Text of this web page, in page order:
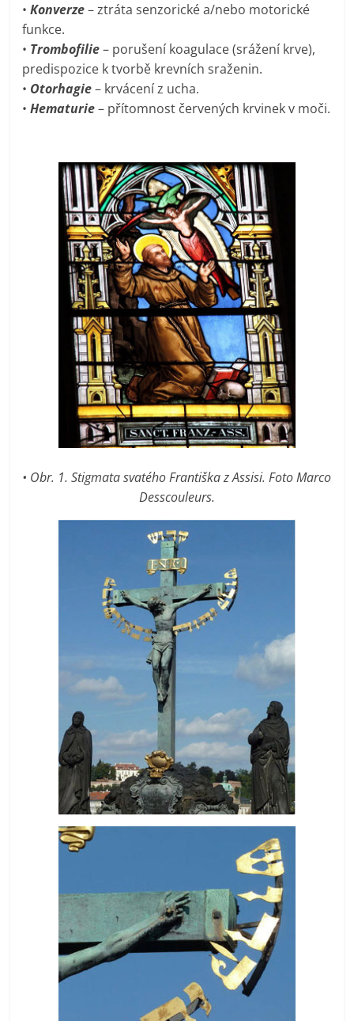
•Konverze– ztráta senzorické a/nebo motorické
funkce.
• Trombofilie– porušení koagulace (srážení krve),
predispozice k tvorbě krevních sraženin.
• Otorhagie– krvácení z ucha.
•Hematurie– přítomnost červených krvinek v moči.
• Obr. 1. Stigmata svatého Františka z Assisi. Foto Marco
Desscouleurs.